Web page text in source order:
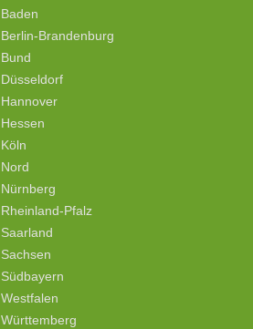
Baden
Berlin-Brandenburg
Bund
Düsseldorf
Hannover
Hessen
Köln
Nord
Nürnberg
Rheinland-Pfalz
Saarland
Sachsen
Südbayern
Westfalen
Württemberg